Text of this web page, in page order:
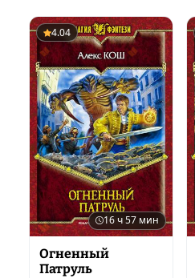
4.04
16 ч 57 мин
Огненный
Патруль